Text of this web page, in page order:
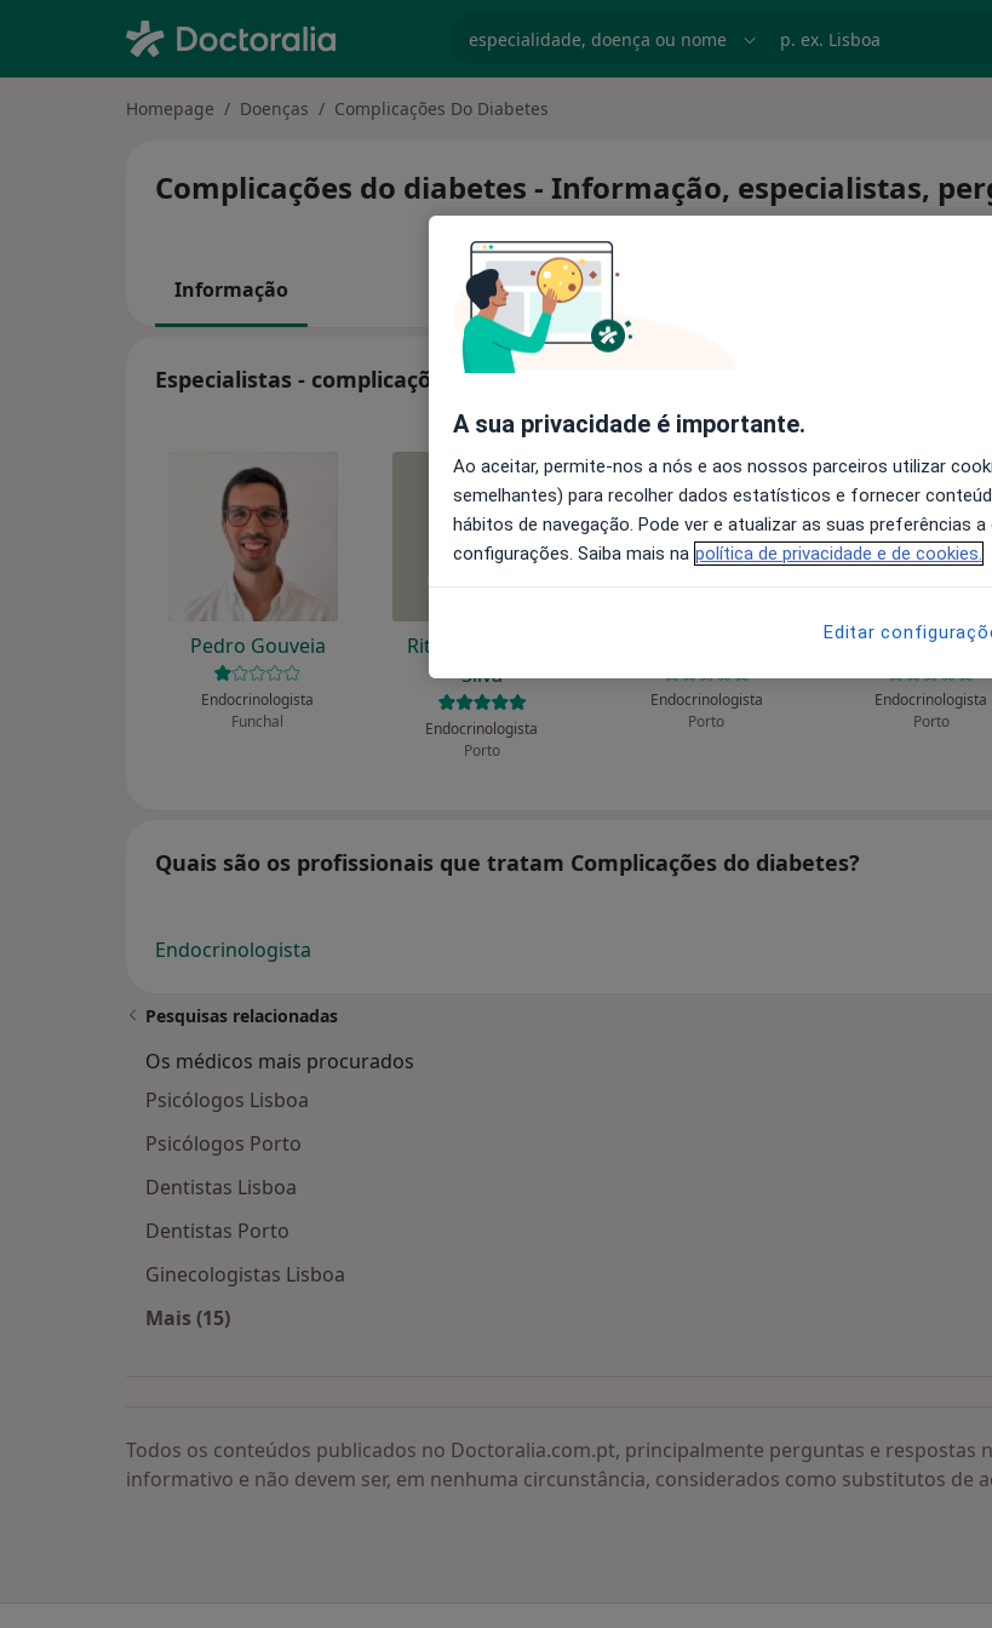
Homepage Doenças Complicações Do Diabetes
Complicações do diabetes - Informação, especialistas,
Informação
Especialistas - complicações do diabetes
Pedro Gouveia
Endocrinologista
Funchal
Rita Bettencourt
Silva
Endocrinologista
Porto
Endocrinologista
Porto
Ana Paula
Endocrinologista
Porto
Quais são os profissionais que tratam Complicações do diabetes?
Endocrinologista
Pesquisas relacionadas
Os médicos mais procurados
Psicólogos Lisboa
Psicólogos Porto
Dentistas Lisboa
Dentistas Porto
Ginecologistas Lisboa
Mais (15)
Todos os conteúdos publicados no Doctoralia.com.pt, principalmente perguntas e respostas
informativo e não devem ser, em nenhuma circunstância, considerados como substitutos de
A sua privacidade é importante.
Ao aceitar, permite-nos a nós e aos nossos parceiros utilizar
semelhantes) para recolher dados estatísticos e fornecer
hábitos de navegação. Pode ver e atualizar as suas preferências
configurações. Saiba mais na política de privacidade e de cookies.
Editar